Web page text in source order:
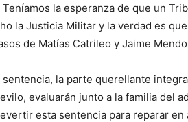
la esperanza de que un
la Justicia Militar y la verdad es
de Matías Catrileo y Jaime
la parte querellante
evaluarán junto a la familia del
esta sentencia para reparar en